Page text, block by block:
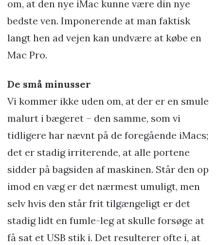
om, at den nye iMac kunne være din nye
bedste ven. Imponerende at man faktisk
langt hen ad vejen kan undvære at købe en
Mac Pro.
De små minusser
Vi kommer ikke uden om, at der er en smule
malurt i bægeret – den samme, som vi
tidligere har nævnt på de foregående iMacs;
det er stadig irriterende, at alle portene
sidder på bagsiden af maskinen. Står den op
imod en væg er det nærmest umuligt, men
selv hvis den står frit tilgængeligt er det
stadig lidt en fumle-leg at skulle forsøge at
få sat et USB stik i. Det resulterer ofte i, at